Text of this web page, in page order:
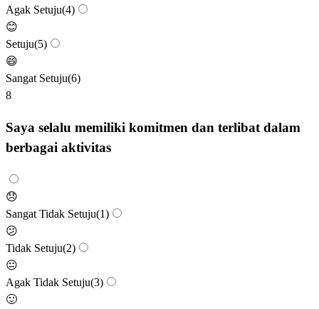
Agak Setuju(4)
😊
Setuju(5)
😄
Sangat Setuju(6)
8
Saya selalu memiliki komitmen dan terlibat dalam
berbagai aktivitas
😞
Sangat Tidak Setuju(1)
😕
Tidak Setuju(2)
😐
Agak Tidak Setuju(3)
🙂